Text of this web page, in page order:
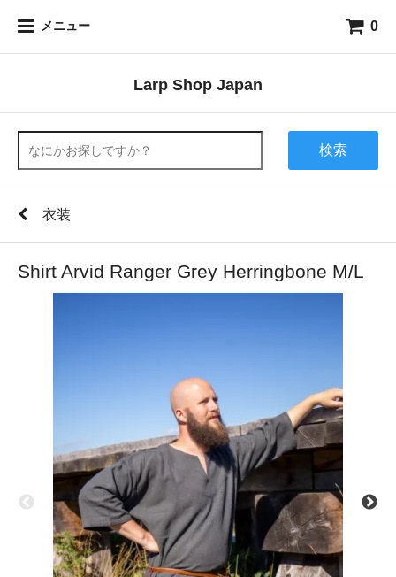
メニュー 0
Larp Shop Japan
検索
衣装
Shirt Arvid Ranger Grey Herringbone M/L